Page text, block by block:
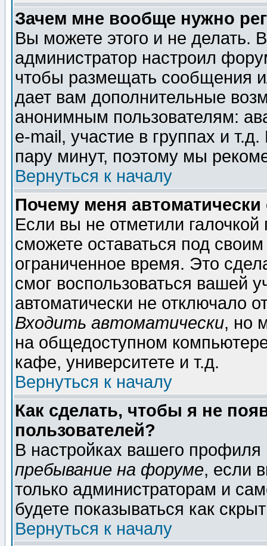
Зачем мне вообще нужно
Вы можете этого и не делать.
администратор настроил
чтобы размещать сообщения
дает вам дополнительные
анонимным пользователям:
e-mail, участие в группах и
пару минут, поэтому мы
Вернуться к началу
Почему меня автоматически
Если вы не отметили галочкой
сможете оставаться под
ограниченное время. Это
смог воспользоваться вашей
автоматически не отключало
Входить автоматически, но
на общедоступном
кафе, университете и т.д.
Вернуться к началу
Как сделать, чтобы я не
пользователей?
В настройках вашего
пребывание на форуме, если
только администраторам и
будете показываться как
Вернуться к началу